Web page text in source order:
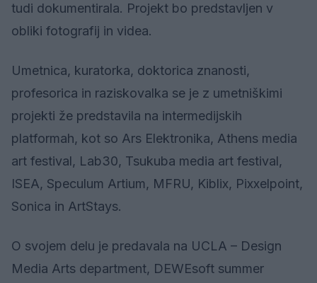
tudi dokumentirala. Projekt bo predstavljen v
obliki fotografij in videa.
Umetnica, kuratorka, doktorica znanosti,
profesorica in raziskovalka se je z umetniškimi
projekti že predstavila na intermedijskih
platformah, kot so Ars Elektronika, Athens media
art festival, Lab30, Tsukuba media art festival,
ISEA, Speculum Artium, MFRU, Kiblix, Pixxelpoint,
Sonica in ArtStays.
O svojem delu je predavala na UCLA – Design
Media Arts department, DEWEsoft summer